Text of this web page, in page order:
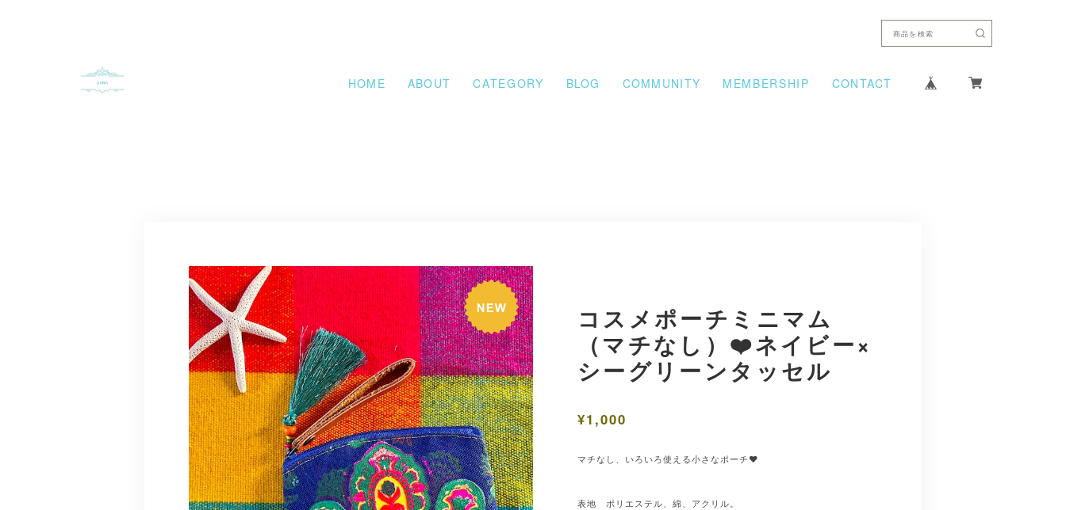
HOME ABOUT CATEGORY BLOG COMMUNITY MEMBERSHIP CONTACT
コスメポーチミニマム
（マチなし）❤️ネイビー×
シーグリーンタッセル
¥1,000
マチなし、いろいろ使える小さなポーチ❤️
表地 ポリエステル、綿、アクリル。